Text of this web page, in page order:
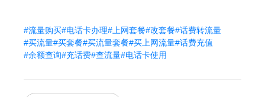
#流量购买#电话卡办理#上网套餐#改套餐#话费转流量
#买流量#买套餐#买流量套餐#买上网流量#话费充值
#余额查询#充话费#查流量#电话卡使用